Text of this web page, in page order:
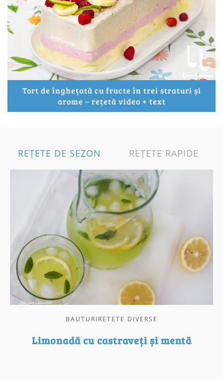
Tort de înghețată cu fructe în trei straturi și
arome – rețetă video + text
REȚETE DE SEZON REȚETE RAPIDE
BAUTURIRETETE DIVERSE
Limonadă cu castraveți și mentă